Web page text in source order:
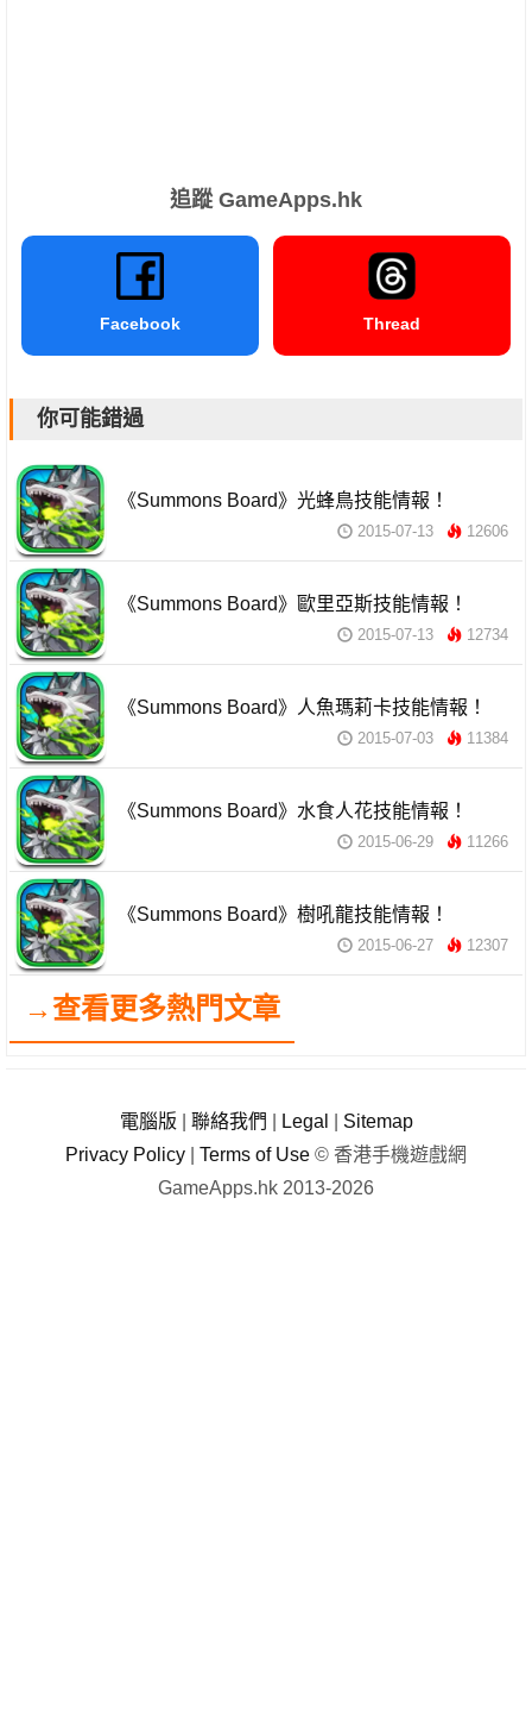
追蹤 GameApps.hk
Facebook Thread
你可能錯過
《Summons Board》光蜂鳥技能情報！
2015-07-13 12606
《Summons Board》歐里亞斯技能情報！
2015-07-13 12734
《Summons Board》人魚瑪莉卡技能情報！
2015-07-03 11384
《Summons Board》水食人花技能情報！
2015-06-29 11266
《Summons Board》樹吼龍技能情報！
2015-06-27 12307
→查看更多熱門文章
電腦版 聯絡我們 Legal
Sitemap
Privacy Policy
Terms of Use © 香港手機遊戲網
GameApps.hk 2013-2026